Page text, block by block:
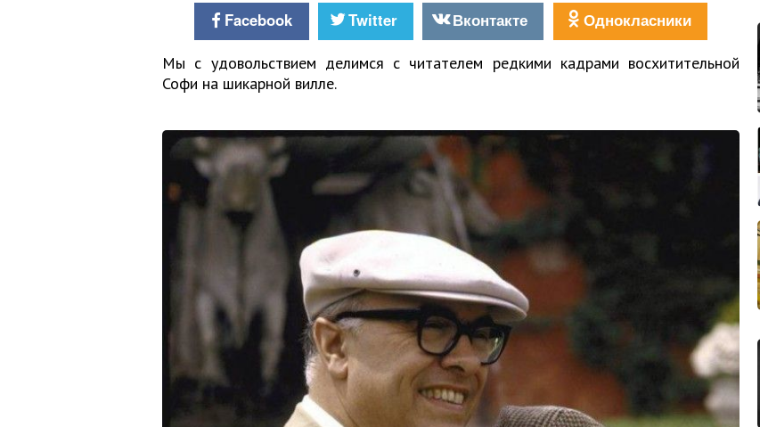
Facebook Twitter Вконтакте Однокласники
Мы с удовольствием делимся с читателем редкими кадрами восхитительной
Софи на шикарной вилле.